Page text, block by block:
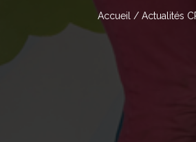
Accueil / Actualités